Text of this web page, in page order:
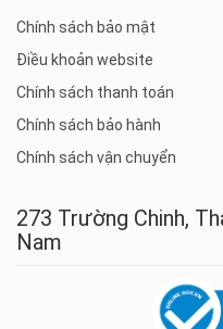
Chính sách bảo mật
Điều khoản website
Chính sách thanh toán
Chính sách bảo hành
Chính sách vận chuyển
273 Trường Chinh,
Nam